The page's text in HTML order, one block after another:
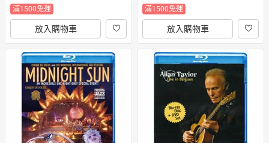
滿1500免運
放入購物車
滿1500免運
放入購物車